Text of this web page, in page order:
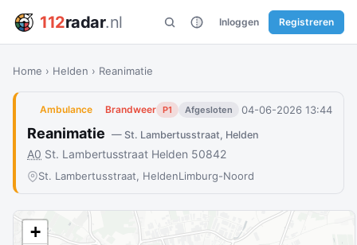
112radar.nl Inloggen Registreren
Home › Helden › Reanimatie
Ambulance Brandweer P1 Afgesloten 04-06-2026 13:44
Reanimatie — St. Lambertusstraat, Helden
A0 St. Lambertusstraat Helden 50842
St. Lambertusstraat, HeldenLimburg-Noord
+